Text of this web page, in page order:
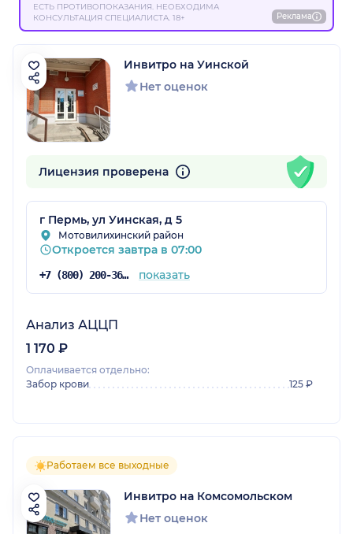
ЕСТЬ ПРОТИВОПОКАЗАНИЯ. НЕОБХОДИМА
КОНСУЛЬТАЦИЯ СПЕЦИАЛИСТА. 18+
Реклама
Инвитро на Уинской
Нет оценок
Лицензия проверена
г Пермь, ул Уинская, д 5
Мотовилихинский район
Откроется завтра в 07:00
+7 (800) 200-36-30 показать
Анализ АЦЦП
1 170 ₽
Оплачивается отдельно:
Забор крови
125 ₽
Работаем все выходные
Инвитро на Комсомольском
Нет оценок